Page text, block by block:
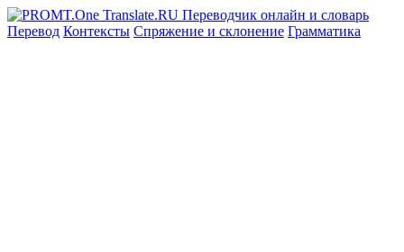
Перевод Контексты Спряжение и склонение Грамматика